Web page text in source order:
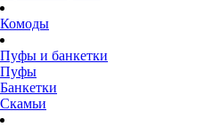
Комоды
Пуфы и банкетки
Пуфы
Банкетки
Скамьи